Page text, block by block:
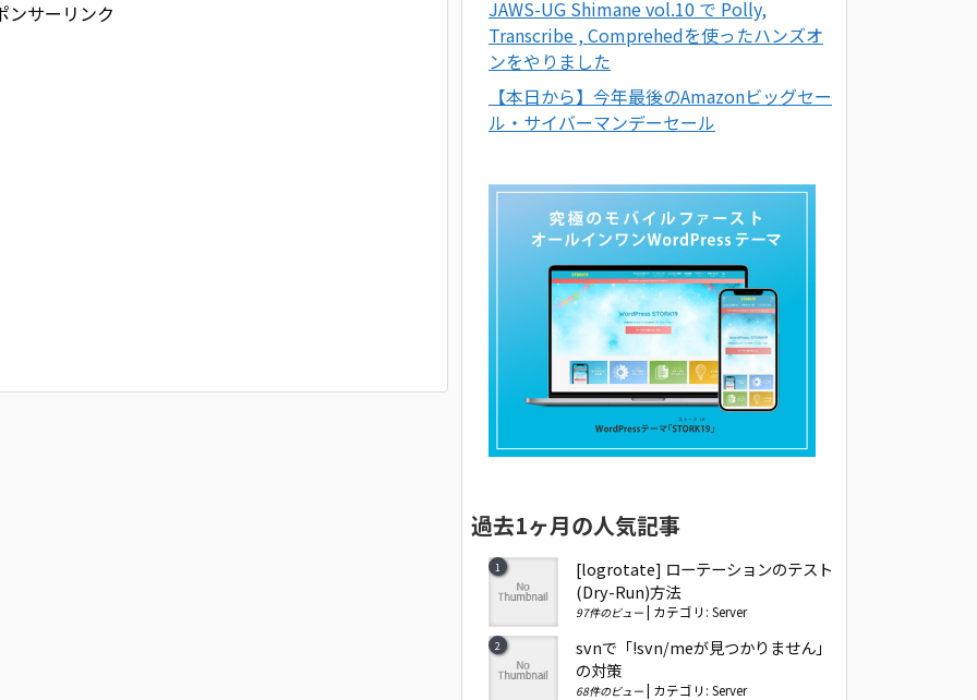
ンサーリンク
JAWS-UG Shimane vol.10 で Polly,
Transcribe , Comprehedを使ったハンズオ
ンをやりました
【本日から】今年最後のAmazonビッグセー
ル・サイバーマンデーセール
過去1ヶ月の人気記事
[logrotate] ローテーションのテスト
(Dry-Run)方法
97件のビュー カテゴリ: Server
svnで「!svn/meが見つかりません」
の対策
68件のビュー カテゴリ: Server